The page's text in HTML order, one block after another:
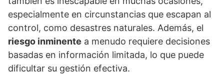
especialmente en circunstancias que escapan al
control, como desastres naturales. Además, el
riesgo inminente a menudo requiere decisiones
basadas en información limitada, lo que puede
dificultar su gestión efectiva.